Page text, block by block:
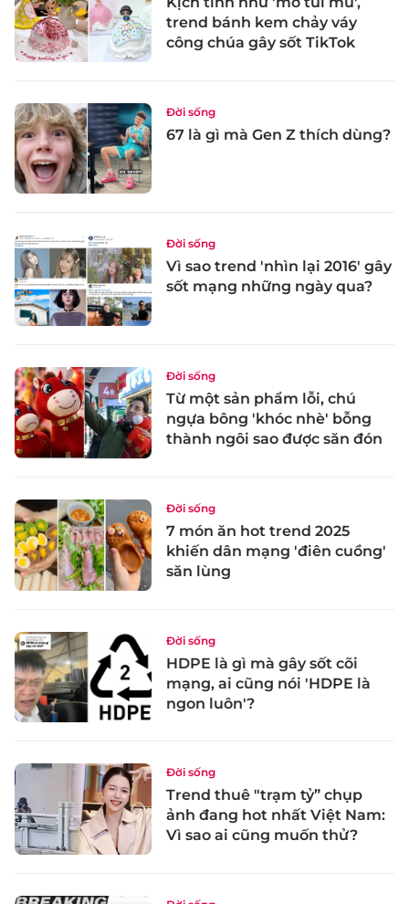
trend bánh kem chảy váy
công chúa gây sốt TikTok
Đời sống
67 là gì mà Gen Z thích dùng?
Đời sống
Vì sao trend 'nhìn lại 2016' gây
sốt mạng những ngày qua?
Đời sống
Từ một sản phẩm lỗi, chú
ngựa bông 'khóc nhè' bỗng
thành ngôi sao được săn đón
Đời sống
7 món ăn hot trend 2025
khiến dân mạng 'điên cuồng'
săn lùng
Đời sống
HDPE là gì mà gây sốt cõi
mạng, ai cũng nói 'HDPE là
ngon luôn'?
Đời sống
Trend thuê "trạm tỷ” chụp
ảnh đang hot nhất Việt Nam:
Vì sao ai cũng muốn thử?